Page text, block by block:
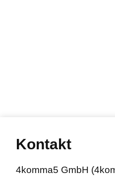
Kontakt
4komma5 GmbH